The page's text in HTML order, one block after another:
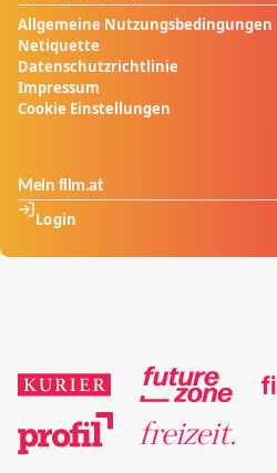
Allgemeine Nutzungsbedingungen
Netiquette
Datenschutzrichtlinie
Impressum
Cookie Einstellungen
Mein film.at
Login